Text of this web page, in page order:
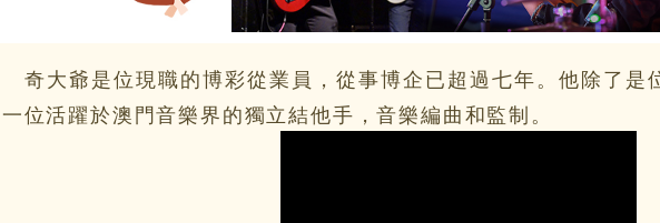
大爺是位現職的博彩從業員，從事博企已超過七年。他除了是
位活躍於澳門音樂界的獨立結他手，音樂編曲和監制。